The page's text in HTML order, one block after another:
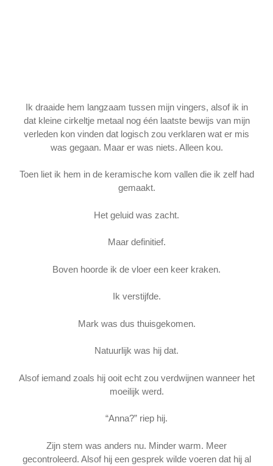
Ik draaide hem langzaam tussen mijn vingers, alsof ik in
dat kleine cirkeltje metaal nog één laatste bewijs van mijn
verleden kon vinden dat logisch zou verklaren wat er mis
was gegaan. Maar er was niets. Alleen kou.
Toen liet ik hem in de keramische kom vallen die ik zelf had
gemaakt.
Het geluid was zacht.
Maar definitief.
Boven hoorde ik de vloer een keer kraken.
Ik verstijfde.
Mark was dus thuisgekomen.
Natuurlijk was hij dat.
Alsof iemand zoals hij ooit echt zou verdwijnen wanneer het
moeilijk werd.
“Anna?” riep hij.
Zijn stem was anders nu. Minder warm. Meer
gecontroleerd. Alsof hij een gesprek wilde voeren dat hij al